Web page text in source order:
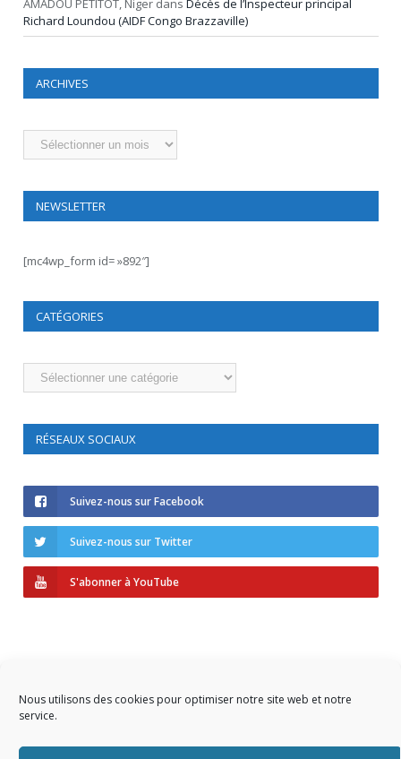
Nous utilisons des cookies pour optimiser notre site web et notre
service.
AMADOU PETITOT, Niger dans Décès de l’Inspecteur principal
Richard Loundou (AIDF Congo Brazzaville)
ARCHIVES
Archives
NEWSLETTER
[mc4wp_form id= »892″]
CATÉGORIES
Catégories
RÉSEAUX SOCIAUX
Suivez-nous sur Facebook
Suivez-nous sur Twitter
S'abonner à YouTube
Copyright © 2023 AIDF